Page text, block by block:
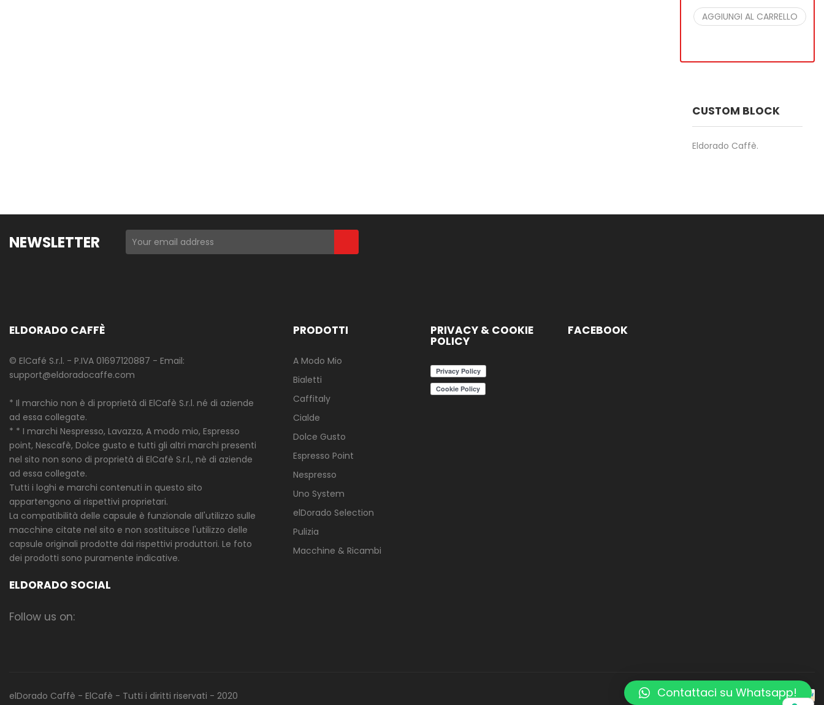
100 pcs
AGGIUNGI AL CARRELLO
CUSTOM BLOCK
Eldorado Caffè.
NEWSLETTER
ELDORADO CAFFÈ
© ElCafé S.r.l. - P.IVA 01697120887 - Email:
support@eldoradocaffe.com
* Il marchio non è di proprietà di ElCafè S.r.l. né di aziende
ad essa collegate.
* * I marchi Nespresso, Lavazza, A modo mio, Espresso
point, Nescafè, Dolce gusto e tutti gli altri marchi presenti
nel sito non sono di proprietà di ElCafè S.r.l., nè di aziende
ad essa collegate.
Tutti i loghi e marchi contenuti in questo sito
appartengono ai rispettivi proprietari.
La compatibilità delle capsule è funzionale all'utilizzo sulle
macchine citate nel sito e non sostituisce l'utilizzo delle
capsule originali prodotte dai rispettivi produttori. Le foto
dei prodotti sono puramente indicative.
ELDORADO SOCIAL
Follow us on:
PRODOTTI
A Modo Mio
Bialetti
Caffitaly
Cialde
Dolce Gusto
Espresso Point
Nespresso
Uno System
elDorado Selection
Pulizia
Macchine & Ricambi
PRIVACY & COOKIE
POLICY
FACEBOOK
elDorado Caffè - ElCafè - Tutti i diritti riservati - 2020 Contattaci su Whatsapp!